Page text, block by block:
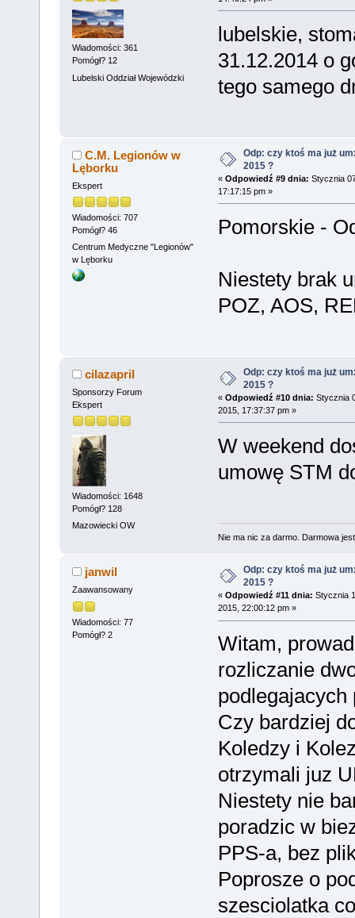
Wiadomości: 361
Pomógł? 12
Lubelski Oddział Wojewódzki
lubelskie,
31.12.2014 o
tego samego
C.M. Legionów w
Lęborku
Ekspert
Wiadomości: 707
Pomógł? 46
Centrum Medyczne "Legionów"
w Lęborku
Odp: czy ktoś ma już
2015 ?
« Odpowiedź #9 dnia: Stycznia
17:17:15 pm »
Pomorskie -
Niestety brak
POZ, AOS,
cilazapril
Sponsorzy Forum
Ekspert
Wiadomości: 1648
Pomógł? 128
Mazowiecki OW
Odp: czy ktoś ma już
2015 ?
« Odpowiedź #10 dnia: Stycznia
2015, 17:37:37 pm »
W weekend
umowę STM
Nie ma nic za darmo. Darmowa
janwil
Zaawansowany
Wiadomości: 77
Pomógł? 2
Odp: czy ktoś ma już
2015 ?
« Odpowiedź #11 dnia: Stycznia
2015, 22:00:12 pm »
Witam,
rozliczanie
podlegajacych
Czy bardziej
Koledzy i
otrzymali juz
Niestety nie
poradzic w
PPS-a, bez
Poprosze o
szesciolatka